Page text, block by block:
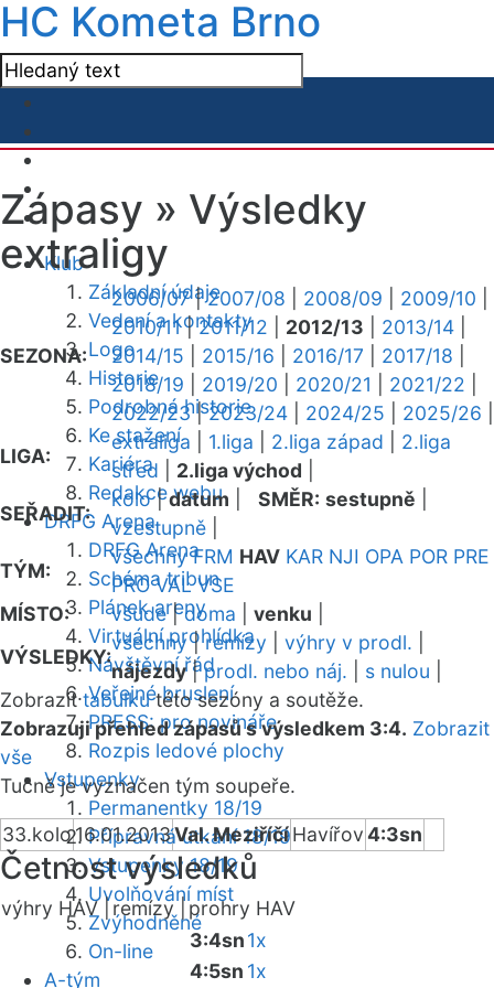
HC Kometa Brno
Klub
Základní údaje
Vedení a kontakty
Logo
Historie
Podrobná historie
Ke stažení
Kariéra
Redakce webu
DRFG Arena
DRFG Arena
Schéma tribun
Plánek areny
Virtuální prohlídka
Návštěvní řád
Veřejné bruslení
PRESS: pro novináře
Rozpis ledové plochy
Vstupenky
Permanentky 18/19
Přípravná utkání 18/19
Vstupenky 18/19
Uvolňování míst
Zvýhodněné
On-line
A-tým
Zápasy » Výsledky
extraligy
SEZONA:
2006/07|2007/08 2008/09 2009/10
2010/11|2011/12 2012/13 2013/14
2014/15
2015/16 2016/17 2017/18
2018/19
2019/20 2020/21 2021/22
2022/23|2023/24 2024/25 2025/26
LIGA:
extraliga 1.liga 2.liga západ
2.liga
střed
2.liga východ
SEŘADIT:
kolo|datum SMĚR: sestupně
vzestupně
TÝM:
všechny FRM HAV KAR NJI OPA POR PRE
PRO VAL VSE
MÍSTO:
všude|doma venku
VÝSLEDKY:
všechny|remízy výhry v prodl.
nájezdy|prodl. nebo náj. s nulou
Zobrazittabulkutéto sezóny a soutěže.
Zobrazuji přehled zápasů s výsledkem 3:4. Zobrazit
vše
Tučně je vyznačen tým soupeře.
33.kolo16.01.2013Val. MeziříčíHavířov4:3sn
Četnost výsledků
výhry HAV |remízy |prohry HAV
3:4sn1x
4:5sn 1x